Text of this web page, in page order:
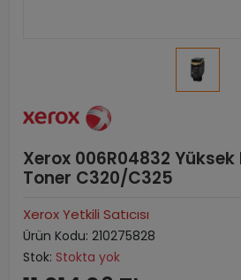
Xerox 006R04832
Toner C320/C325
Xerox Yetkili Satıcısı
Ürün Kodu: 210275828
Stok: Stokta yok